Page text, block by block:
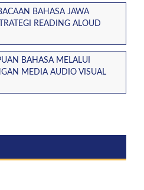
BAHASA JAWA
READING ALOUD
BAHASA MELALUI
MEDIA AUDIO VISUAL